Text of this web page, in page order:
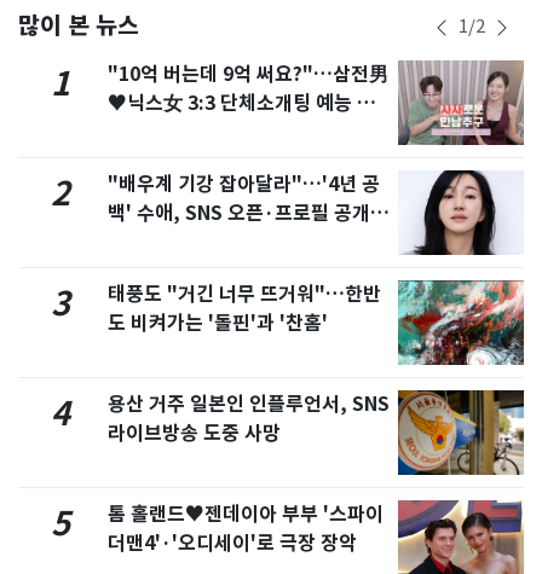
많이 본 뉴스 1/2
1
"10억 버는데 9억 써요?"…삼전男
♥닉스女 3:3 단체소개팅 예능 화
2
"배우계 기강 잡아달라"…'4년 공
백' 수애, SNS 오픈·프로필 공개
3
태풍도 "거긴 너무 뜨거워"…한반
도 비켜가는 '돌핀'과 '찬홈'
4
용산 거주 일본인 인플루언서, SNS
라이브방송 도중 사망
5
톰 홀랜드♥젠데이아 부부 '스파이
더맨4'·'오디세이'로 극장 장악